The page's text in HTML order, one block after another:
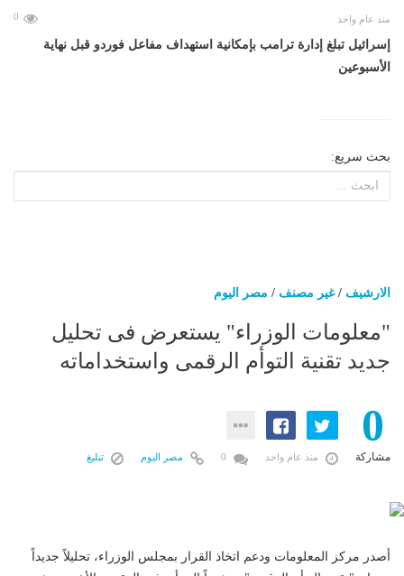
منذ عام واحد 0
إسرائيل تبلغ إدارة ترامب بإمكانية استهداف مفاعل فوردو قبل نهاية
الأسبوعين
بحث سريع:
الارشيف /غير مصنف / مصر اليوم
"معلومات الوزراء" يستعرض فى تحليل
جديد تقنية التوأم الرقمى واستخداماته
0
مشاركة منذ عام واحد مصر اليوم تبليغ
أصدر مركز المعلومات ودعم اتخاذ القرار بمجلس الوزراء، تحليلاً جديداً